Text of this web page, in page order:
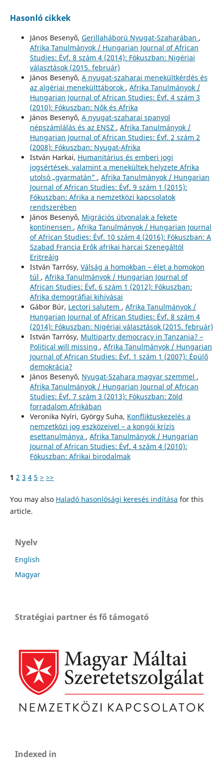
Hasonló cikkek
János Besenyő, Gerillaháború Nyugat-Szaharában ,
Afrika Tanulmányok / Hungarian Journal of African
Studies: Évf. 8 szám 4 (2014): Fókuszban: Nigériai
választások (2015. február)
János Besenyő, A nyugat-szaharai menekültkérdés és
az algériai menekülttáborok , Afrika Tanulmányok /
Hungarian Journal of African Studies: Évf. 4 szám 3
(2010): Fókuszban: Nők és Afrika
János Besenyő, A nyugat-szaharai spanyol
népszámlálás és az ENSZ , Afrika Tanulmányok /
Hungarian Journal of African Studies: Évf. 2 szám 2
(2008): Fókuszban: Nyugat-Afrika
István Harkai, Humanitárius és emberi jogi
jogsértések, valamint a menekültek helyzete Afrika
utolsó „gyarmatán” , Afrika Tanulmányok / Hungarian
Journal of African Studies: Évf. 9 szám 1 (2015):
Fókuszban: Afrika a nemzetközi kapcsolatok
rendszerében
János Besenyő, Migrációs útvonalak a fekete
kontinensen , Afrika Tanulmányok / Hungarian Journal
of African Studies: Évf. 10 szám 4 (2016): Fókuszban: A
Szabad Francia Erők afrikai harcai Szenegáltól
Eritreáig
István Tarrósy, Válság a homokban – élet a homokon
túl , Afrika Tanulmányok / Hungarian Journal of
African Studies: Évf. 6 szám 1 (2012): Fókuszban:
Afrika demográfiai kihívásai
Gábor Búr, Lectori salutem , Afrika Tanulmányok /
Hungarian Journal of African Studies: Évf. 8 szám 4
(2014): Fókuszban: Nigériai választások (2015. február)
István Tarrósy, Multiparty democracy in Tanzania? –
Political will missing , Afrika Tanulmányok / Hungarian
Journal of African Studies: Évf. 1 szám 1 (2007): Épülő
demokrácia?
János Besenyő, Nyugat-Szahara magyar szemmel ,
Afrika Tanulmányok / Hungarian Journal of African
Studies: Évf. 7 szám 3 (2013): Fókuszban: Zöld
forradalom Afrikában
Veronika Nyíri, György Suha, Konfliktuskezelés a
nemzetközi jog eszközeivel – a kongói krízis
esettanulmánya , Afrika Tanulmányok / Hungarian
Journal of African Studies: Évf. 4 szám 4 (2010):
Fókuszban: Afrikai birodalmak
1 2 3 4 5 > >>
You may also Haladó hasonlósági keresés indítása for this
article.
Nyelv
English
Magyar
Stratégiai partner és fő támogató
Indexed in